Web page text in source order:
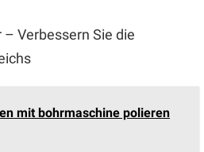
Verbessern Sie die
mit bohrmaschine polieren